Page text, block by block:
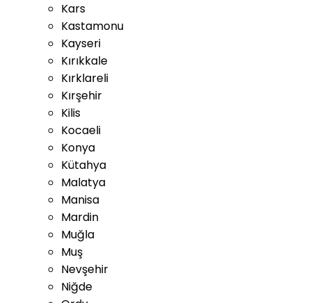
Kars
Kastamonu
Kayseri
Kırıkkale
Kırklareli
Kırşehir
Kilis
Kocaeli
Konya
Kütahya
Malatya
Manisa
Mardin
Muğla
Muş
Nevşehir
Niğde